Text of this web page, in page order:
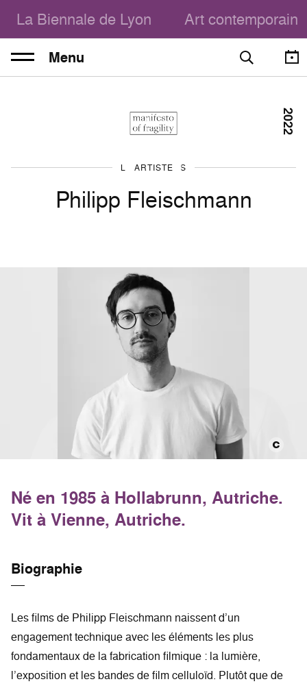
La Biennale de Lyon Art contemporain
Menu
LES ARTISTES
ARTISTE
Philipp Fleischmann
2022
Né en 1985 à Hollabrunn, Autriche.
Vit à Vienne, Autriche.
Biographie
Les films de Philipp Fleischmann naissent d’un
engagement technique avec les éléments les plus
fondamentaux de la fabrication filmique : la lumière,
l’exposition et les bandes de film celluloïd. Plutôt que de